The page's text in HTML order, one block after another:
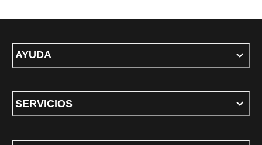
AYUDA
SERVICIOS